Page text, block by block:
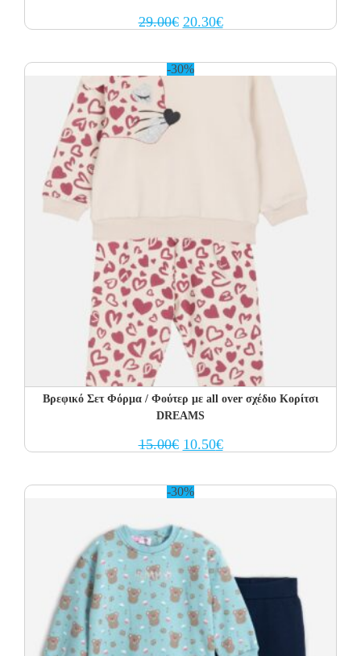
29.00€ Original
price
20.30€Current
price
-30%
Βρεφικό Σετ Φόρμα / Φούτερ με all over σχέδιο Κορίτσι
DREAMS
15.00€ Original
price
10.50€Current
price
-30%